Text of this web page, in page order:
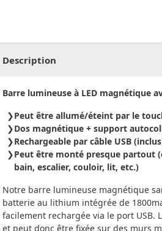
Description
Barre lumineuse à LED magnétique
Peut être allumé/éteint par le
Dos magnétique + support
Rechargeable par câble USB
Peut être monté presque partout
bain, escalier, couloir, lit, etc.)
Notre barre lumineuse magnétique
batterie au lithium intégrée de
facilement rechargée via le port USB.
et peut donc être fixée sur des murs